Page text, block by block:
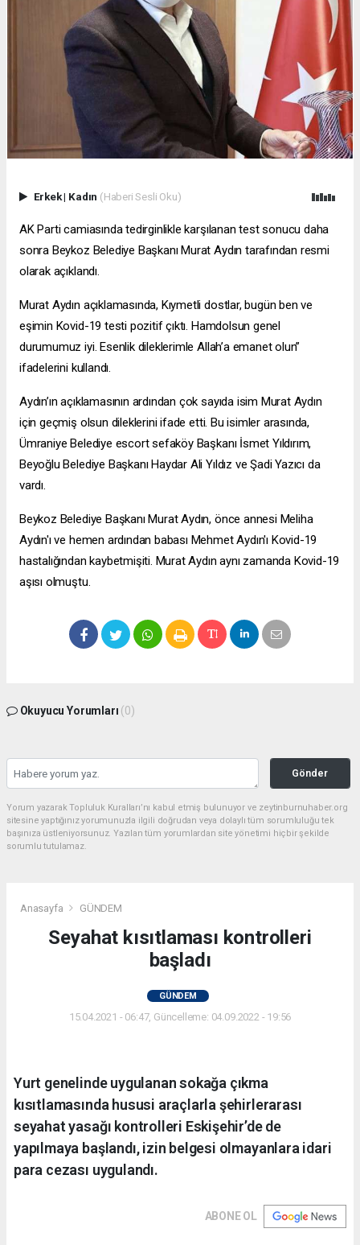
Erkek| Kadın (Haberi Sesli Oku)
AK Parti camiasında tedirginlikle karşılanan test sonucu daha
sonra Beykoz Belediye Başkanı Murat Aydın tarafından resmi
olarak açıklandı.
Murat Aydın açıklamasında, Kıymetli dostlar, bugün ben ve
eşimin Kovid-19 testi pozitif çıktı. Hamdolsun genel
durumumuz iyi. Esenlik dileklerimle Allah’a emanet olun”
ifadelerini kullandı.
Aydın’ın açıklamasının ardından çok sayıda isim Murat Aydın
için geçmiş olsun dileklerini ifade etti. Bu isimler arasında,
Ümraniye Belediye escort sefaköyBaşkanı İsmet Yıldırım,
Beyoğlu Belediye Başkanı Haydar Ali Yıldız ve Şadi Yazıcı da
vardı.
Beykoz Belediye Başkanı Murat Aydın, önce annesi Meliha
Aydın'ı ve hemen ardından babası Mehmet Aydın'ı Kovid-19
hastalığından kaybetmişiti. Murat Aydın aynı zamanda Kovid-19
aşısı olmuştu.
Okuyucu Yorumları (0)
Gönder
Yorum yazarak Topluluk Kuralları’nı kabul etmiş bulunuyor ve zeytinburnuhaber.org
sitesine yaptığınız yorumunuzla ilgili doğrudan veya dolaylı tüm sorumluluğu tek
başınıza üstleniyorsunuz. Yazılan tüm yorumlardan site yönetimi hiçbir şekilde
sorumlu tutulamaz.
Anasayfa GÜNDEM
Seyahat kısıtlaması kontrolleri
başladı
GÜNDEM
15.04.2021 - 06:47, Güncelleme: 04.09.2022 - 19:56
Yurt genelinde uygulanan sokağa çıkma
kısıtlamasında hususi araçlarla şehirlerarası
seyahat yasağı kontrolleri Eskişehir’de de
yapılmaya başlandı, izin belgesi olmayanlara idari
para cezası uygulandı.
ABONE OL